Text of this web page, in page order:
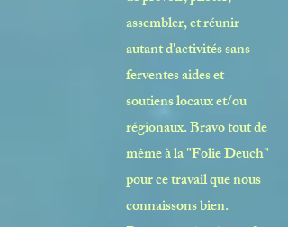
assembler, et réunir
autant d'activités sans
ferventes aides et
soutiens locaux et/ou
régionaux. Bravo tout de
même à la "Folie Deuch"
pour ce travail que nous
connaissons bien.